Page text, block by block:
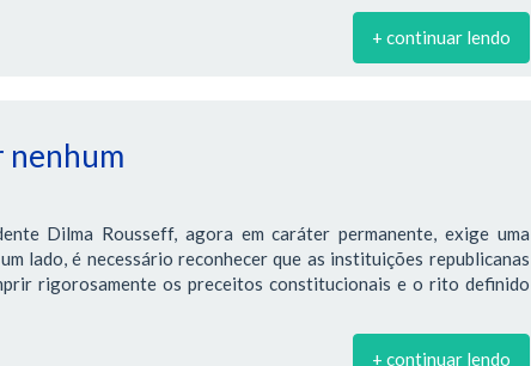
+ continuar lendo
nenhum
Dilma Rousseff, agora em caráter permanente, exige uma
lado, é necessário reconhecer que as instituições republicanas
rigorosamente os preceitos constitucionais e o rito definido
+ continuar lendo